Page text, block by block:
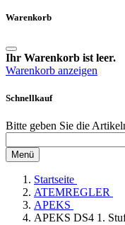
Warenkorb
Ihr Warenkorb ist leer.
Warenkorb anzeigen
Schnellkauf
Bitte geben Sie die
Menü
Startseite
ATEMREGLER
APEKS
APEKS DS4 1.